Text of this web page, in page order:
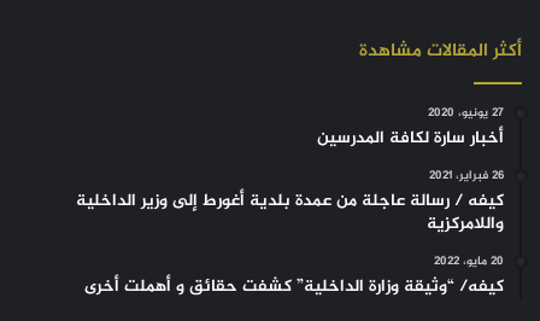
أكثر المقالات مشاهدة
27 يونيو، 2020
أخبار سارة لكافة المدرسين
26 فبراير، 2021
كيفه / رسالة عاجلة من عمدة بلدية أغورط إلى وزير الداخلية
واللامركزية
20 مايو، 2022
كيفه/ “وثيقة وزارة الداخلية” كشفت حقائق و أهملت أخرى